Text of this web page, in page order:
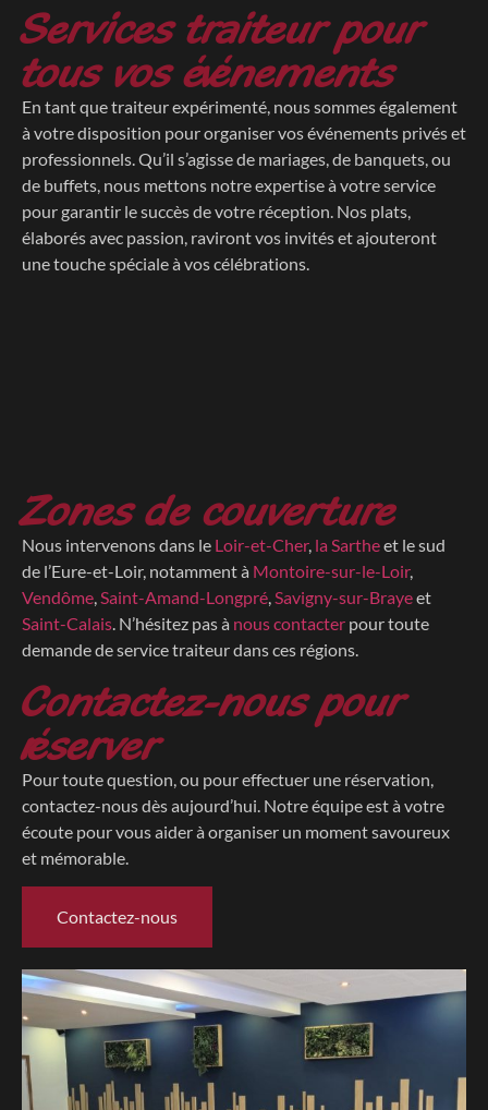
Services traiteur pour
tous vos événements
En tant que traiteur expérimenté, nous sommes également
à votre disposition pour organiser vos événements privés et
professionnels. Qu’il s’agisse de mariages, de banquets, ou
de buffets, nous mettons notre expertise à votre service
pour garantir le succès de votre réception. Nos plats,
élaborés avec passion, raviront vos invités et ajouteront
une touche spéciale à vos célébrations.
Zones de couverture
Nous intervenons dans le Loir-et-Cher, la Sartheet le sud
de l’Eure-et-Loir, notamment à Montoire-sur-le-Loir,
Vendôme,Saint-Amand-Longpré,Savigny-sur-Brayeet
Saint-Calais. N’hésitez pas à nous contacter pour toute
demande de service traiteur dans ces régions.
Contactez-nous pour
réserver
Pour toute question, ou pour effectuer une réservation,
contactez-nous dès aujourd’hui. Notre équipe est à votre
écoute pour vous aider à organiser un moment savoureux
et mémorable.
Contactez-nous